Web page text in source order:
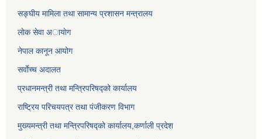
सङ्घीय मामिला तथा सामान्य प्रशासन मन्त्रालय
लाेक सेवा अायाेग
नेपाल कानून आयोग
सर्वाेच्च अदालत
प्रधानमन्त्री तथा मन्त्रिपरिषद्को कार्यालय
राष्ट्रिय परिचयपत्र तथा पंजीकरण विभाग
मुख्यमन्त्री तथा मन्त्रिपरिषद्को कार्यालय,कर्णाली प्रदेश